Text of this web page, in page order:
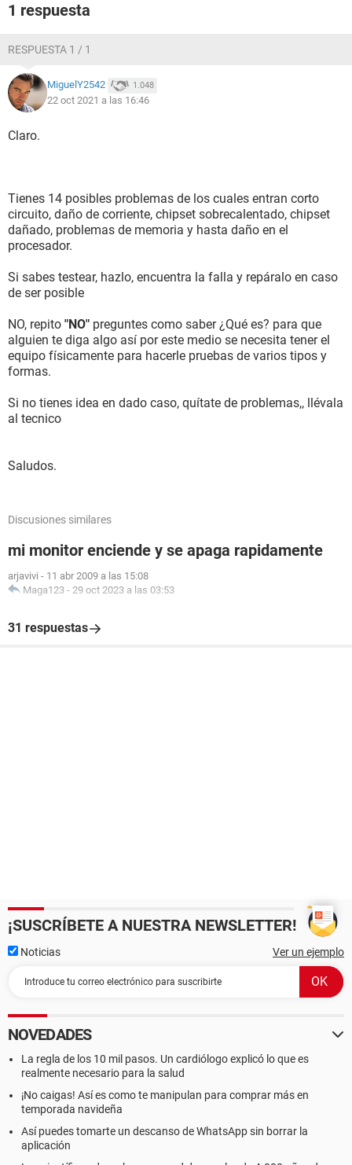
1 respuesta
RESPUESTA 1 / 1
MiguelY2542 1.048
22 oct 2021 a las 16:46
Claro.
Tienes 14 posibles problemas de los cuales entran corto
circuito, daño de corriente, chipset sobrecalentado, chipset
dañado, problemas de memoria y hasta daño en el
procesador.
Si sabes testear, hazlo, encuentra la falla y repáralo en caso
de ser posible
NO, repito "NO" preguntes como saber ¿Qué es? para que
alguien te diga algo así por este medio se necesita tener el
equipo físicamente para hacerle pruebas de varios tipos y
formas.
Si no tienes idea en dado caso, quítate de problemas,, llévala
al tecnico
Saludos.
Discusiones similares
mi monitor enciende y se apaga rapidamente
arjavivi - 11 abr 2009 a las 15:08
Maga123 - 29 oct 2023 a las 03:53
31 respuestas
¡SUSCRÍBETE A NUESTRA NEWSLETTER!
Noticias Ver un ejemplo
NOVEDADES
La regla de los 10 mil pasos. Un cardiólogo explicó lo que es
realmente necesario para la salud
¡No caigas! Así es como te manipulan para comprar más en
temporada navideña
Así puedes tomarte un descanso de WhatsApp sin borrar la
aplicación